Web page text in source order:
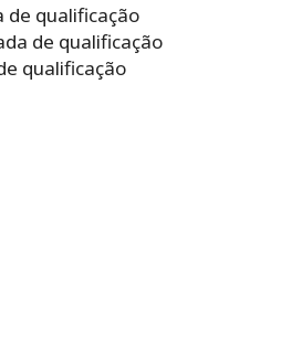
de qualificação
de qualificação
qualificação